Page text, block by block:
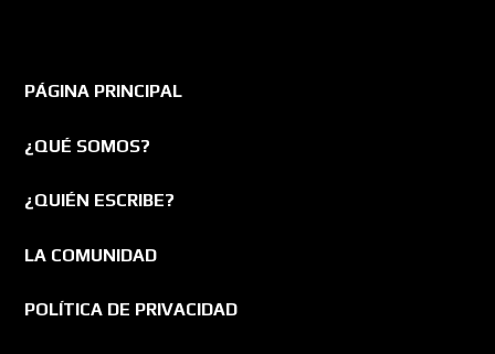
PÁGINA PRINCIPAL
¿QUÉ SOMOS?
¿QUIÉN ESCRIBE?
LA COMUNIDAD
POLÍTICA DE PRIVACIDAD